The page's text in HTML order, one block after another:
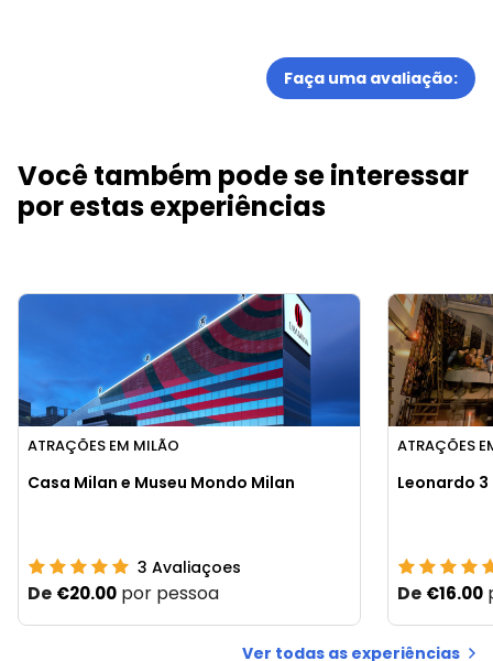
Faça uma avaliação:
Você também pode se interessar
por estas experiências
ATRAÇÕES EM MILÃO
Casa Milan e Museu Mondo Milan
3 Avaliaçoes
De €20.00 por pessoa
ATRAÇÕES
Leonardo
De €16.00
Ver todas as experiências